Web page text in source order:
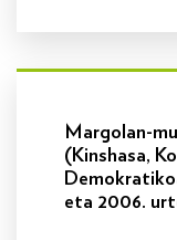
Margolan-
(Kinshasa,
eta 2006.